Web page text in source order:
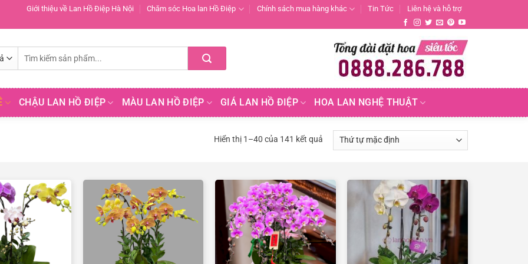
Giới thiệu về Lan Hồ Điệp Hà Nội Chăm sóc Hoa lan Hồ Điệp Chính sách mua hàng khác Tin Tức Liên hệ và hỗ trợ
kiếm:
CHẬU LAN HỒ ĐIỆP MÀU LAN HỒ ĐIỆP GIÁ LAN HỒ ĐIỆP HOA LAN NGHỆ THUẬT
Hiển thị 1–40 của 141 kết quả